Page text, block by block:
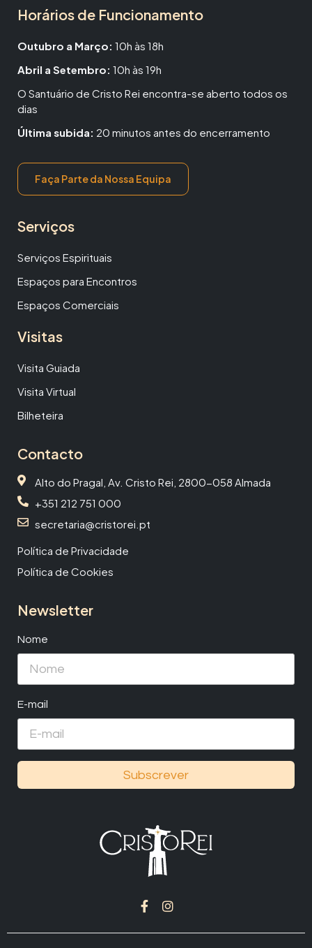
Horários de Funcionamento
Outubro a Março: 10h às 18h
Abril a Setembro: 10h às 19h
O Santuário de Cristo Rei encontra-se aberto todos os
dias
Última subida: 20 minutos antes do encerramento
Faça Parte da Nossa Equipa
Serviços
Serviços Espirituais
Espaços para Encontros
Espaços Comerciais
Visitas
Visita Guiada
Visita Virtual
Bilheteira
Contacto
Alto do Pragal, Av. Cristo Rei, 2800-058 Almada
+351 212 751 000
secretaria@cristorei.pt
Política de Privacidade
Política de Cookies
Newsletter
Nome
E-mail
Subscrever